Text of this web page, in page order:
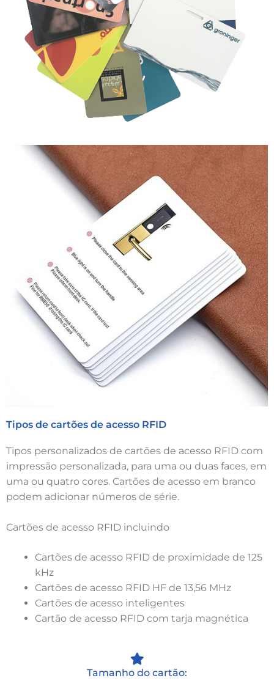
Tipos de cartões de acesso RFID
Tipos personalizados de cartões de acesso RFID com
impressão personalizada, para uma ou duas faces, em
uma ou quatro cores. Cartões de acesso em branco
podem adicionar números de série.
Cartões de acesso RFID incluindo
Cartões de acesso RFID de proximidade de 125
kHz
Cartões de acesso RFID HF de 13,56 MHz
Cartões de acesso inteligentes
Cartão de acesso RFID com tarja magnética
Tamanho do cartão: